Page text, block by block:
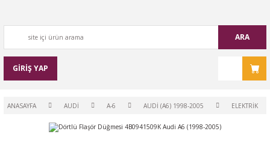
ARA
GİRİŞ YAP
ANASAYFA AUDİ A-6 AUDİ (A6) 1998-2005 ELEKTRİK